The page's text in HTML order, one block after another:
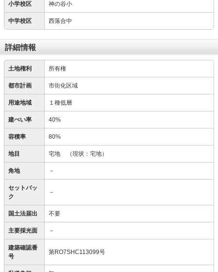
小学校区 神の谷小
中学校区 西落合中
詳細情報
土地権利 所有権
都市計画 市街化区域
用途地域 １種低層
建ぺい率 40%
容積率 80%
地目 宅地 （現状：宅地）
角地 －
セットバッ
ク
－
国土法届出 不要
主要採光面 －
建築確認番
号
第RO7SHC113099号